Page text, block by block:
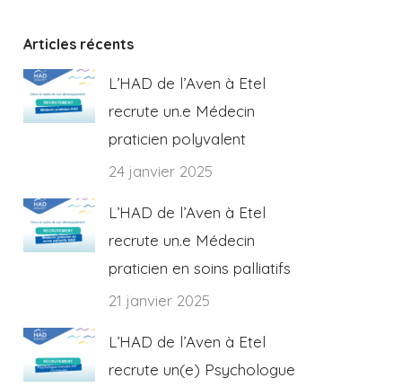
Articles récents
L’HAD de l’Aven à Etel
recrute un.e Médecin
praticien polyvalent
24 janvier 2025
L’HAD de l’Aven à Etel
recrute un.e Médecin
praticien en soins palliatifs
21 janvier 2025
L’HAD de l’Aven à Etel
recrute un(e) Psychologue